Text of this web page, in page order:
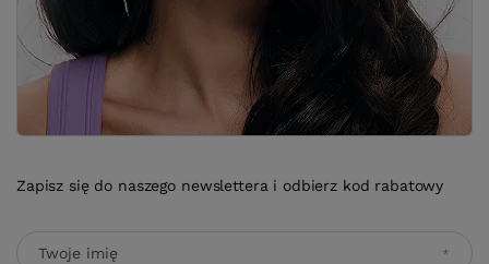
Zapisz się do naszego newslettera i odbierz kod rabatowy
Twoje imię